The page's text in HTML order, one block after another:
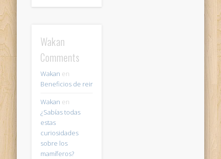
Wakan
Comments
Wakan en
Beneficios de reir
Wakan en
¿Sabías todas
estas
curiosidades
sobre los
mamíferos?